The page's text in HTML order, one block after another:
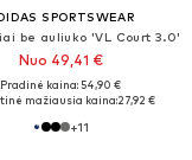
SPORTSWEAR
be auliuko 'VL Court 3.0'
Nuo 49,41 €
Pradinė kaina: 54,90 €
mažiausia kaina:27,92 €
+11